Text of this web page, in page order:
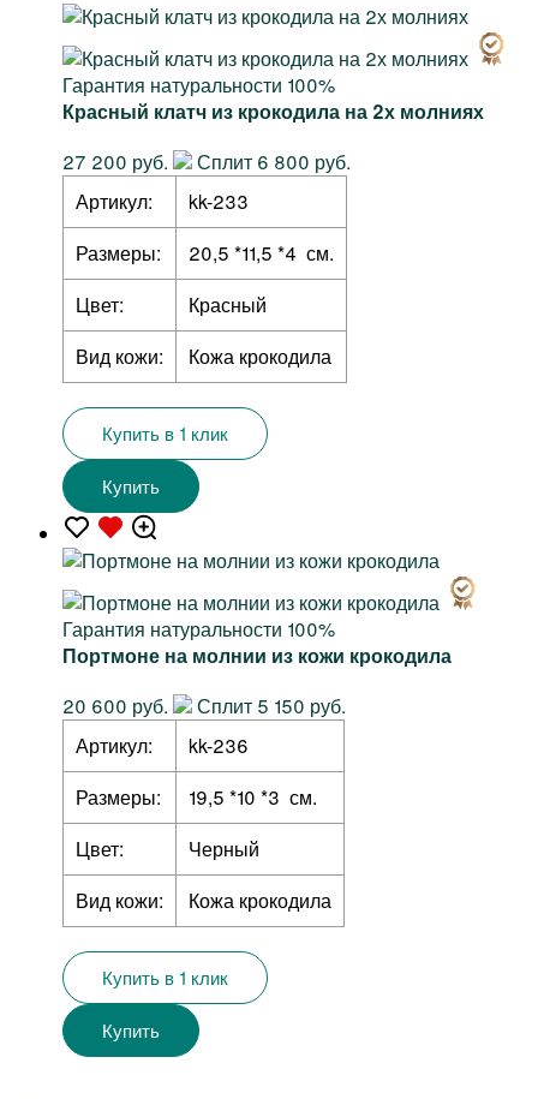
Гарантия натуральности 100%
Красный клатч из крокодила на 2х молниях
27 200 руб.
Сплит 6 800 руб.
Артикул:
kk-233
Размеры:
20,5 *11,5 *4 см.
Цвет:
Красный
Вид кожи:
Кожа крокодила
Купить в 1 клик
Купить
Гарантия натуральности 100%
Портмоне на молнии из кожи крокодила
20 600 руб.
Сплит 5 150 руб.
Артикул:
kk-236
Размеры:
19,5 *10 *3 см.
Цвет:
Черный
Вид кожи:
Кожа крокодила
Купить в 1 клик
Купить